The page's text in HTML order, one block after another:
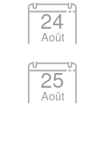
24
Août
25
Août